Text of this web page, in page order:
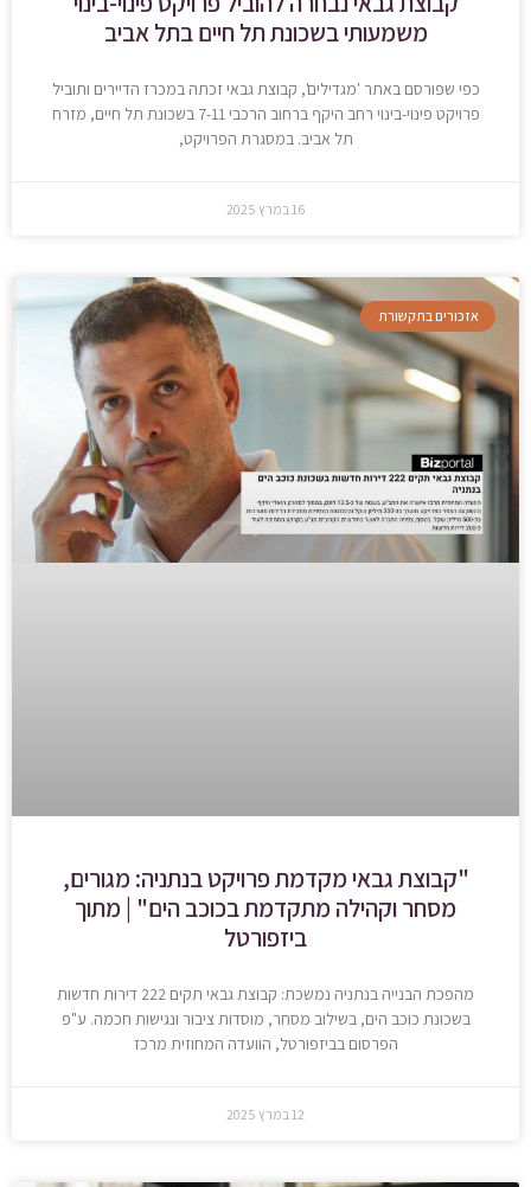
משמעותי בשכונת תל חיים בתל אביב
כפי שפורסם באתר 'מגדילים', קבוצת גבאי זכתה במכרז הדיירים ותוביל
פרויקט פינוי-בינוי רחב היקף ברחוב הרכבי 7-11 בשכונת תל חיים, מזרח
תל אביב. במסגרת הפרויקט,
16 במרץ 2025
אזכורים בתקשורת
"קבוצת גבאי מקדמת פרויקט בנתניה: מגורים,
מסחר וקהילה מתקדמת בכוכב הים" | מתוך
ביזפורטל
מהפכת הבנייה בנתניה נמשכת: קבוצת גבאי תקים 222 דירות חדשות
בשכונת כוכב הים, בשילוב מסחר, מוסדות ציבור ונגישות חכמה. ע"פ
הפרסום בביזפורטל, הוועדה המחוזית מרכז
12 במרץ 2025